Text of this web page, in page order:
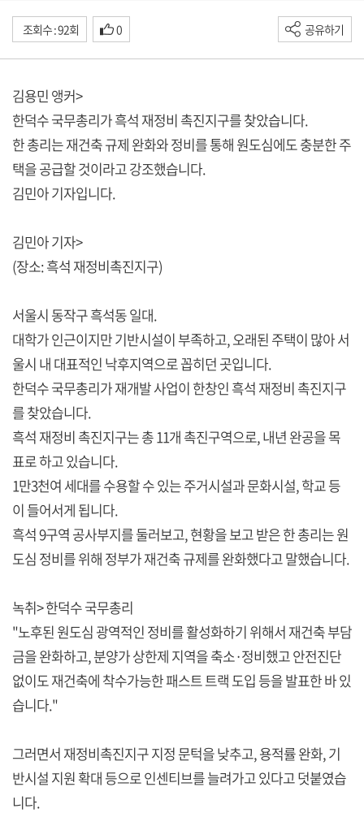
조회수 : 92회 0 공유하기
김용민 앵커>
한덕수 국무총리가 흑석 재정비 촉진지구를 찾았습니다.
한 총리는 재건축 규제 완화와 정비를 통해 원도심에도 충분한 주
택을 공급할 것이라고 강조했습니다.
김민아 기자입니다.
김민아 기자>
(장소: 흑석 재정비촉진지구)
서울시 동작구 흑석동 일대.
대학가 인근이지만 기반시설이 부족하고, 오래된 주택이 많아 서
울시 내 대표적인 낙후지역으로 꼽히던 곳입니다.
한덕수 국무총리가 재개발 사업이 한창인 흑석 재정비 촉진지구
를 찾았습니다.
흑석 재정비 촉진지구는 총 11개 촉진구역으로, 내년 완공을 목
표로 하고 있습니다.
1만3천여 세대를 수용할 수 있는 주거시설과 문화시설, 학교 등
이 들어서게 됩니다.
흑석 9구역 공사부지를 둘러보고, 현황을 보고 받은 한 총리는 원
도심 정비를 위해 정부가 재건축 규제를 완화했다고 말했습니다.
녹취> 한덕수 국무총리
"노후된 원도심 광역적인 정비를 활성화하기 위해서 재건축 부담
금을 완화하고, 분양가 상한제 지역을 축소·정비했고 안전진단
없이도 재건축에 착수가능한 패스트 트랙 도입 등을 발표한 바 있
습니다."
그러면서 재정비촉진지구 지정 문턱을 낮추고, 용적률 완화, 기
반시설 지원 확대 등으로 인센티브를 늘려가고 있다고 덧붙였습
니다.